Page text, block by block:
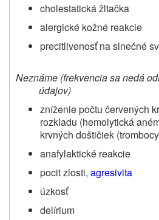
cholestatická žltačka
alergické kožné reakcie
precitlivenosť na slnečné
Neznáme (frekvencia sa nedá
údajov)
zníženie počtu červených
rozkladu (hemolytická
krvných doštičiek
anafylaktické reakcie
pocit zlosti, agresivita
úzkosť
delírium